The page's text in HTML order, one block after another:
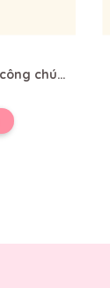
Băng đô La Pomme công chúa sương mai